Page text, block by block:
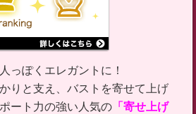
っぽくエレガントに！
りと支え、バストを寄せて上げ
ート力の強い人気の「寄せ上げ